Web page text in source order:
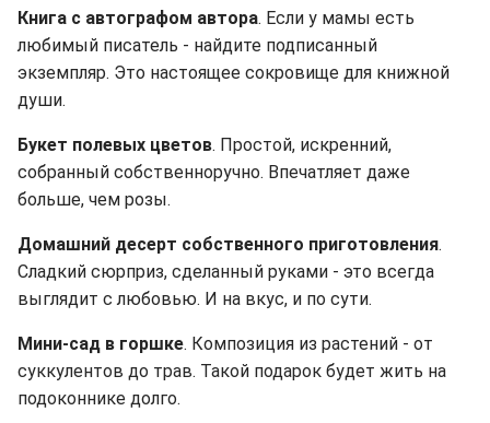
Книга с автографом автора. Если у мамы есть
любимый писатель - найдите подписанный
экземпляр. Это настоящее сокровище для книжной
души.
Букет полевых цветов. Простой, искренний,
собранный собственноручно. Впечатляет даже
больше, чем розы.
Домашний десерт собственного приготовления.
Сладкий сюрприз, сделанный руками - это всегда
выглядит с любовью. И на вкус, и по сути.
Мини-сад в горшке. Композиция из растений - от
суккулентов до трав. Такой подарок будет жить на
подоконнике долго.